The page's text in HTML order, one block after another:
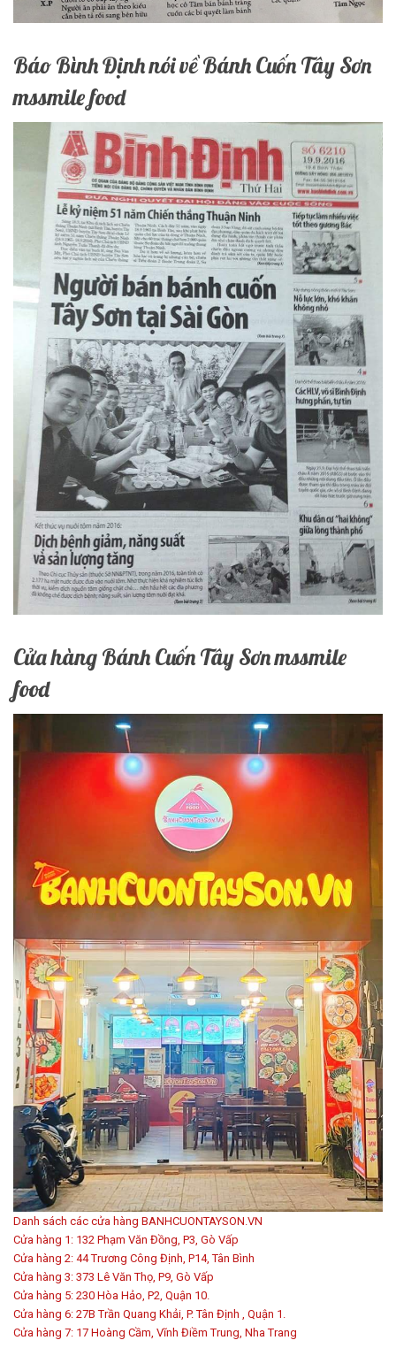
Báo Bình Định nói về Bánh Cuốn Tây Sơn
mssmile food
Cửa hàng Bánh Cuốn Tây Sơn mssmile
food
Danh sách các cửa hàng BANHCUONTAYSON.VN
Cửa hàng 1: 132 Phạm Văn Đồng, P3, Gò Vấp
Cửa hàng 2: 44 Trương Công Định, P14, Tân Bình
Cửa hàng 3: 373 Lê Văn Thọ, P9, Gò Vấp
Cửa hàng 5: 230 Hòa Hảo, P2, Quận 10.
Cửa hàng 6: 27B Trần Quang Khải, P. Tân Định , Quận 1.
Cửa hàng 7: 17 Hoàng Cầm, Vĩnh Điềm Trung, Nha Trang